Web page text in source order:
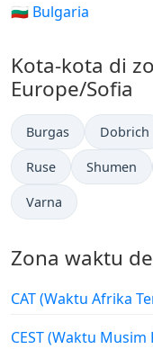
🇧🇬 Bulgaria
Kota-kota di
Europe/Sofia
Burgas Dobrich
Ruse Shumen
Varna
Zona waktu
CAT (Waktu Afrika
CEST (Waktu